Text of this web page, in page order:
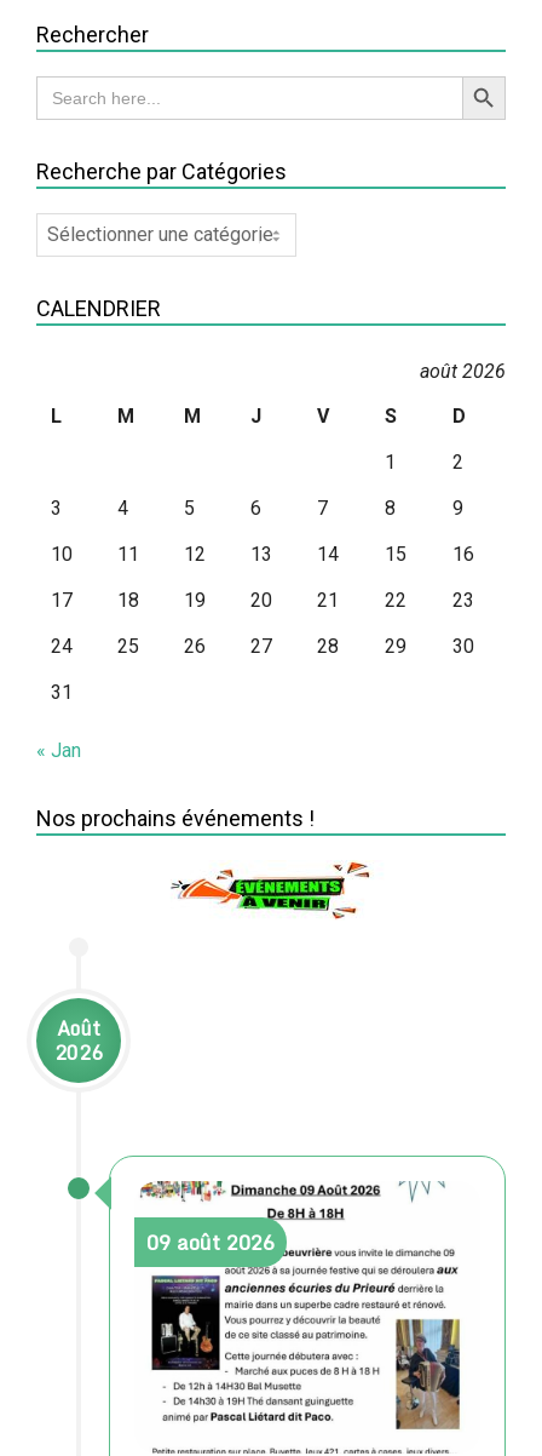
Rechercher
Search
for:
Search Button
Recherche par Catégories
Recherche
par
CALENDRIER
août 2026
L
M M J V S
D
1
2
3
4 5 6 7 8
9
10
11 12 13 14 15
16
17
18 19 20 21 22
23
24
25 26 27 28 29
30
31
« Jan
Nos prochains événements !
Août
2026
09 août 2026